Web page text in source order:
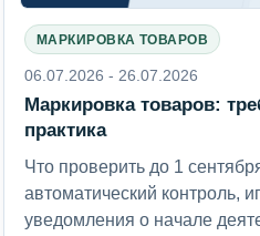
МАРКИРОВКА ТОВАРОВ
06.07.2026 - 26.07.2026
Маркировка товаров:
практика
Что проверить до 1
автоматический контроль,
уведомления о начале